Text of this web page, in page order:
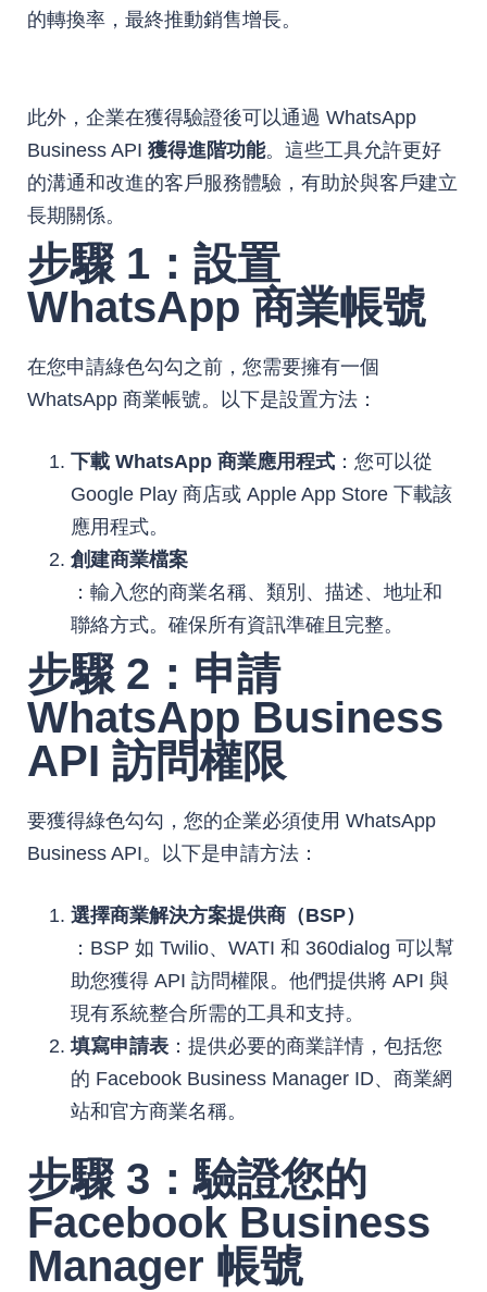
的轉換率，最終推動銷售增長。
此外，企業在獲得驗證後可以通過 WhatsApp
Business API 獲得進階功能。這些工具允許更好
的溝通和改進的客戶服務體驗，有助於與客戶建立
長期關係。
步驟 1：設置
WhatsApp 商業帳號
在您申請綠色勾勾之前，您需要擁有一個
WhatsApp 商業帳號。以下是設置方法：
下載 WhatsApp 商業應用程式 ：您可以從
Google Play 商店或 Apple App Store 下載該
應用程式。
創建商業檔案
：輸入您的商業名稱、類別、描述、地址和
聯絡方式。確保所有資訊準確且完整。
步驟 2：申請
WhatsApp Business
API 訪問權限
要獲得綠色勾勾，您的企業必須使用 WhatsApp
Business API。以下是申請方法：
選擇商業解決方案提供商（BSP）
：BSP 如 Twilio、WATI 和 360dialog 可以幫
助您獲得 API 訪問權限。他們提供將 API 與
現有系統整合所需的工具和支持。
填寫申請表 ：提供必要的商業詳情，包括您
的 Facebook Business Manager ID、商業網
站和官方商業名稱。
步驟 3：驗證您的
Facebook Business
Manager 帳號